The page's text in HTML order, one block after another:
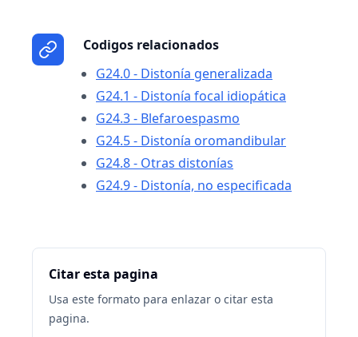
Codigos relacionados
G24.0 - Distonía generalizada
G24.1 - Distonía focal idiopática
G24.3 - Blefaroespasmo
G24.5 - Distonía oromandibular
G24.8 - Otras distonías
G24.9 - Distonía, no especificada
Citar esta pagina
Usa este formato para enlazar o citar esta
pagina.